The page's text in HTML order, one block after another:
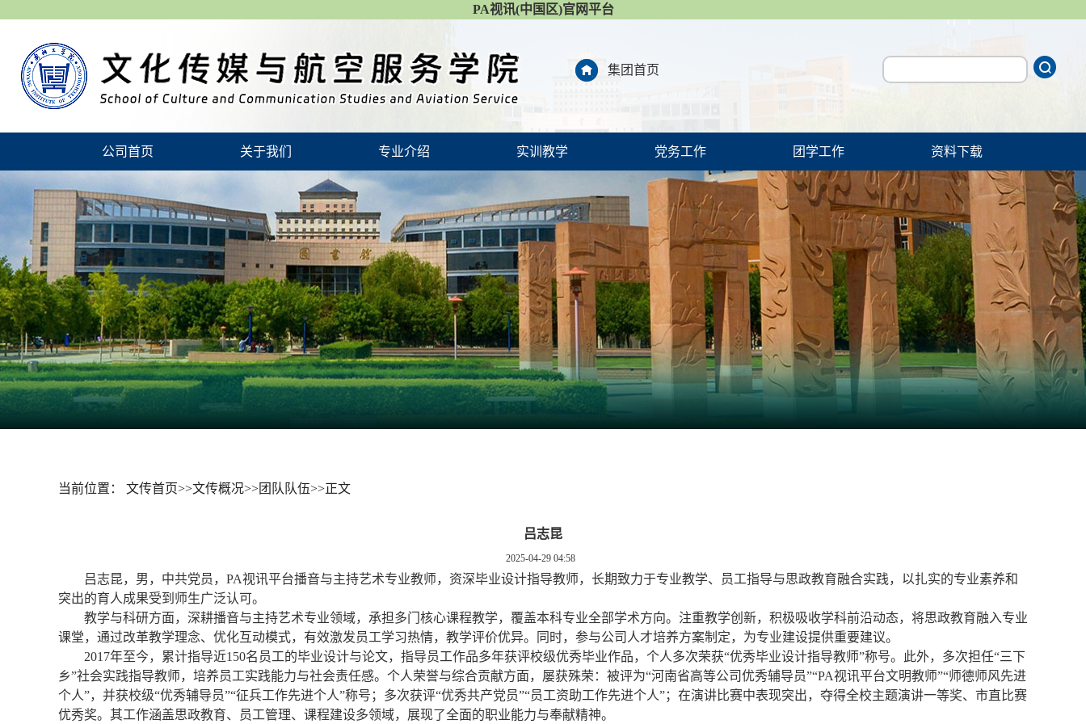
PA视讯(中国区)官网平台
集团首页
公司首页 关于我们 专业介绍 实训教学 党务工作 团学工作 资料下载
当前位置： 文传首页>>文传概况>>团队队伍>>正文
吕志昆
2025-04-29 04:58
吕志昆， 男，中共党员， PA视讯平台播音与主持艺术专业教师，资深毕业设计指导教师，长期致力于专业教学、员工指导与思政教育融合实践，以扎实的专业素养和
突出的育人成果受到师生广泛认可。
教学与科研方面，深耕播音与主持艺术专业领域，承担多门核心课程教学，覆盖本科专业全部学术方向。注重教学创新，积极吸收学科前沿动态，将思政教育融入专业
课堂，通过改革教学理念、优化互动模式，有效激发员工学习热情，教学评价优异。同时，参与公司人才培养方案制定，为专业建设提供重要建议。
2017年至今，累计指导近150名员工的毕业设计与论文，指导员工作品多年获评校级优秀毕业作品，个人多次荣获“优秀毕业设计指导教师”称号。此外，多次担任“三下
乡”社会实践指导教师，培养员工实践能力与社会责任感。个人荣誉与综合贡献方面，屡获殊荣：被评为“河南省高等公司优秀辅导员”“PA视讯平台文明教师”“师德师风先进
个人”，并获校级“优秀辅导员”“征兵工作先进个人”称号；多次获评“优秀共产党员”“员工资助工作先进个人”；在演讲比赛中表现突出，夺得全校主题演讲一等奖、市直比赛
优秀奖。其工作涵盖思政教育、员工管理、课程建设多领域，展现了全面的职业能力与奉献精神。